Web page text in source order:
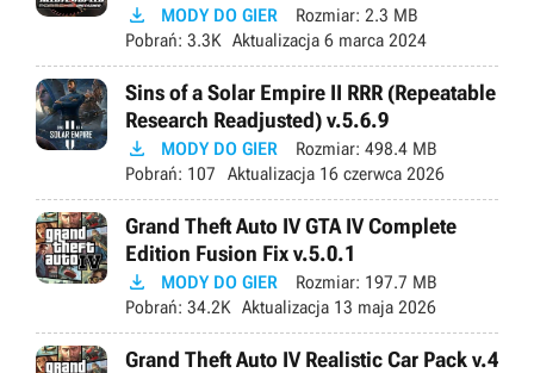
 MODY DO GIER Rozmiar: 2.3 MB
Pobrań: 3.3K Aktualizacja 6 marca 2024
Sins of a Solar Empire II RRR (Repeatable
Research Readjusted) v.5.6.9
 MODY DO GIER Rozmiar: 498.4 MB
Pobrań: 107 Aktualizacja 16 czerwca 2026
Grand Theft Auto IV GTA IV Complete
Edition Fusion Fix v.5.0.1
 MODY DO GIER Rozmiar: 197.7 MB
Pobrań: 34.2K Aktualizacja 13 maja 2026
Grand Theft Auto IV Realistic Car Pack v.4